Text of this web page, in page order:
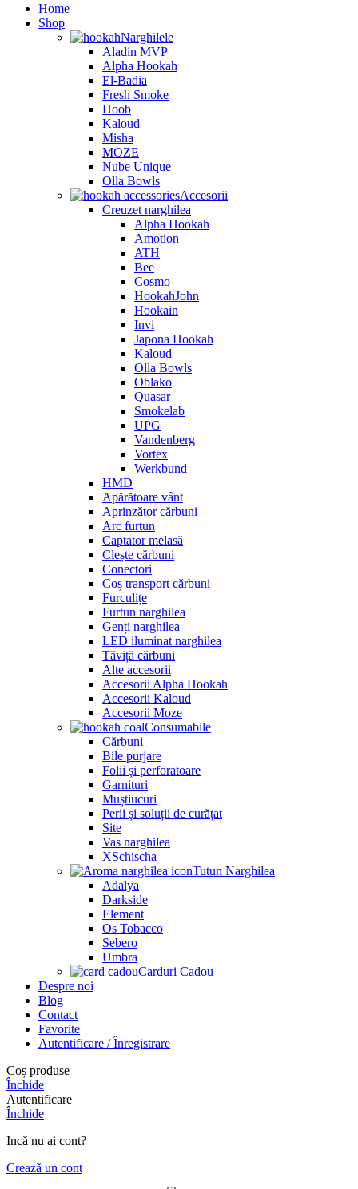
Home
Shop
Narghilele
Aladin MVP
Alpha Hookah
El-Badia
Fresh Smoke
Hoob
Kaloud
Misha
MOZE
Nube Unique
Olla Bowls
Accesorii
Creuzet narghilea
Alpha Hookah
Amotion
ATH
Bee
Cosmo
HookahJohn
Hookain
Invi
Japona Hookah
Kaloud
Olla Bowls
Oblako
Quasar
Smokelab
UPG
Vandenberg
Vortex
Werkbund
HMD
Apărătoare vânt
Aprinzător cărbuni
Arc furtun
Captator melasă
Clește cărbuni
Conectori
Coș transport cărbuni
Furculițe
Furtun narghilea
Genți narghilea
LED iluminat narghilea
Tăviță cărbuni
Alte accesorii
Accesorii Alpha Hookah
Accesorii Kaloud
Accesorii Moze
Consumabile
Cărbuni
Bile purjare
Folii și perforatoare
Garnituri
Muștiucuri
Perii și soluții de curățat
Site
Vas narghilea
XSchischa
Tutun Narghilea
Adalya
Darkside
Element
Os Tobacco
Sebero
Umbra
Carduri Cadou
Despre noi
Blog
Contact
Favorite
Autentificare / Înregistrare
Coș produse
Închide
Autentificare
Închide
Incă nu ai cont?
Crează un cont